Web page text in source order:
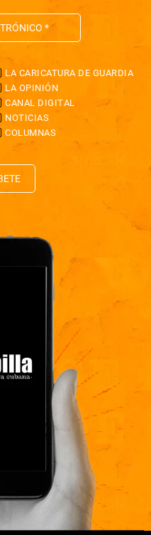
LA CARICATURA DE GUARDIA
LA OPINIÓN
CANAL DIGITAL
NOTICIAS
COLUMNAS